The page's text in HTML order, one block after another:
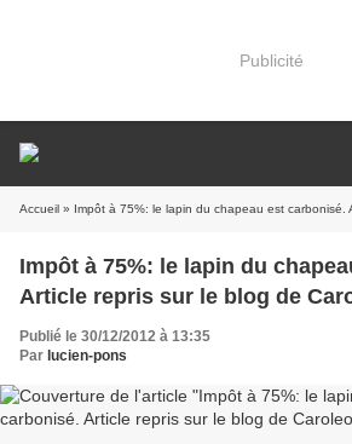
Publicité
Accueil » Impôt à 75%: le lapin du chapeau est carbonisé.
Impôt à 75%: le lapin du
Article repris sur le blog de
Publié le 30/12/2012 à 13:35
Par lucien-pons